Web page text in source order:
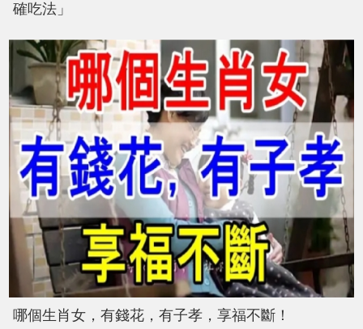
確吃法」
哪個生肖女，有錢花，有子孝，享福不斷！